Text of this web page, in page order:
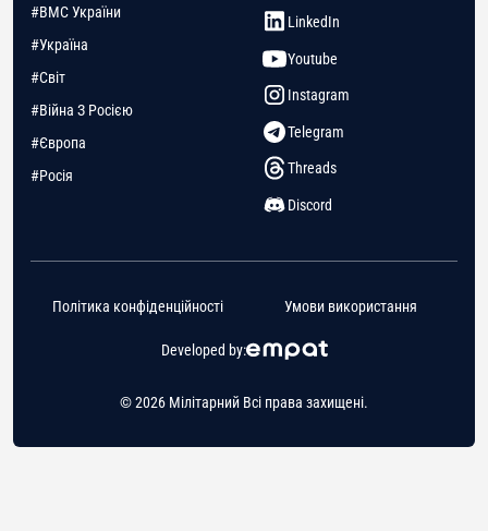
#ВМС України
#Україна
#Світ
#Війна З Росією
#Європа
#Росія
LinkedIn
Youtube
Instagram
Telegram
Threads
Discord
© 2026 Мілітарний Всі права захищені.
Developed by:
Політика конфіденційності Умови використання